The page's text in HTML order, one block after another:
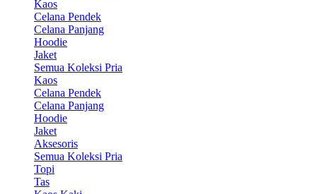
Kaos
Celana Pendek
Celana Panjang
Hoodie
Jaket
Semua Koleksi Pria
Kaos
Celana Pendek
Celana Panjang
Hoodie
Jaket
Aksesoris
Semua Koleksi Pria
Topi
Tas